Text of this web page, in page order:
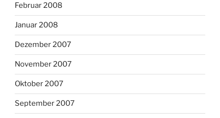
Februar 2008
Januar 2008
Dezember 2007
November 2007
Oktober 2007
September 2007